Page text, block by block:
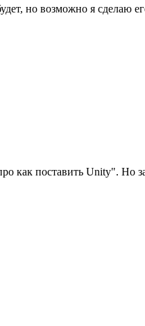
но возможно я сделаю
как поставить Unity". Но